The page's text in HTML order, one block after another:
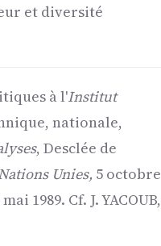
et diversité
à l'Institut
nationale,
, Desclée de
Unies, 5 octobre
1989. Cf. J. YACOUB,